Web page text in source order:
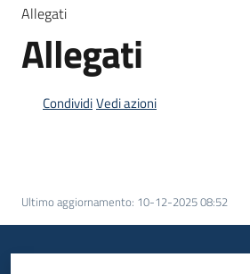
Bandi
strumenti
Supporto
Allegati
Allegati
CondividiVedi azioni
Ultimo aggiornamento: 10-12-2025 08:52